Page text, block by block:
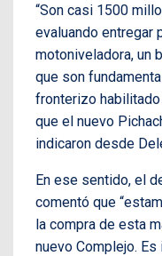
“Son casi 1500
evaluando entregar
motoniveladora, un
que son
fronterizo habilitado
que el nuevo
indicaron desde
En ese sentido, el
comentó que
la compra de esta
nuevo Complejo.